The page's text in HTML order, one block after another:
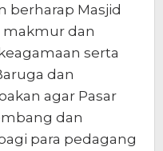
berharap Masjid
makmur dan
serta
dan
agar Pasar
dan
para pedagang